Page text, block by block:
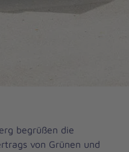
begrüßen die
von Grünen und